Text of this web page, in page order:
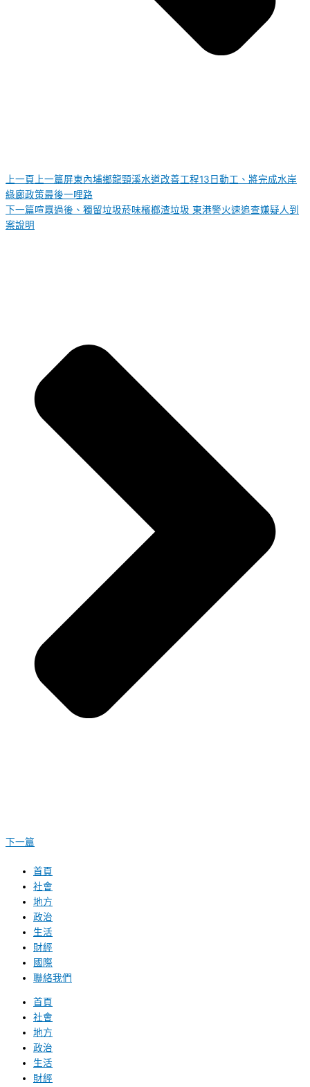
上一頁 上一篇屏東內埔鄉龍頸溪水道改善工程13日動工、將完成水岸
綠廊政策最後一哩路
下一篇喧囂過後、獨留垃圾菸味檳榔渣垃圾 東港警火速追查嫌疑人到
案說明
下一篇
首頁
社會
地方
政治
生活
財經
國際
聯絡我們
首頁
社會
地方
政治
生活
財經